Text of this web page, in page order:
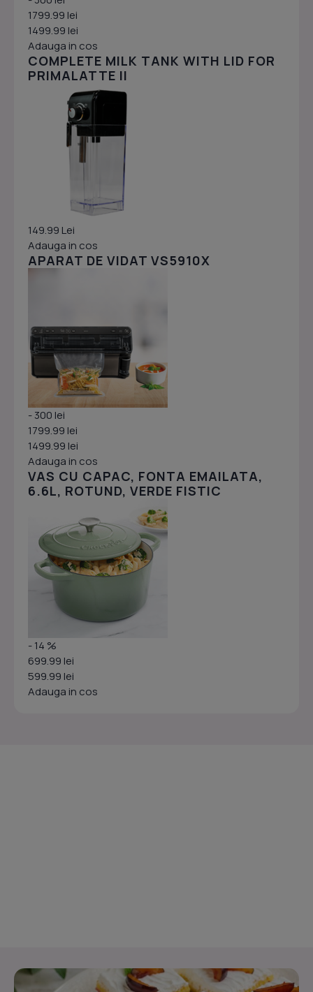
1799.99 lei
1499.99 lei
Adauga in cos
COMPLETE MILK TANK WITH LID FOR
PRIMALATTE II
149.99 Lei
Adauga in cos
APARAT DE VIDAT VS5910X
- 300 lei
1799.99 lei
1499.99 lei
Adauga in cos
VAS CU CAPAC, FONTA EMAILATA,
6.6L, ROTUND, VERDE FISTIC
- 14 %
699.99 lei
599.99 lei
Adauga in cos